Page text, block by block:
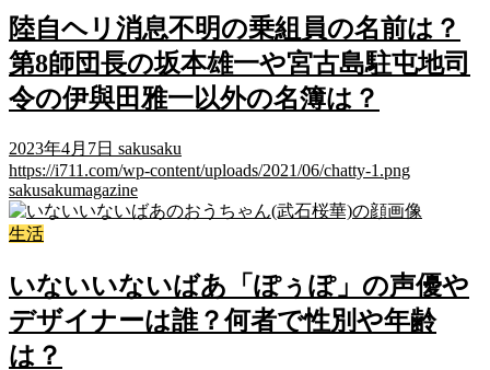
陸自ヘリ消息不明の乗組員の名前は？
第8師団長の坂本雄一や宮古島駐屯地司
令の伊與田雅一以外の名簿は？
2023年4月7日 sakusaku
https://i711.com/wp-content/uploads/2021/06/chatty-1.png
sakusakumagazine
生活
いないいないばあ「ぽぅぽ」の声優や
デザイナーは誰？何者で性別や年齢
は？